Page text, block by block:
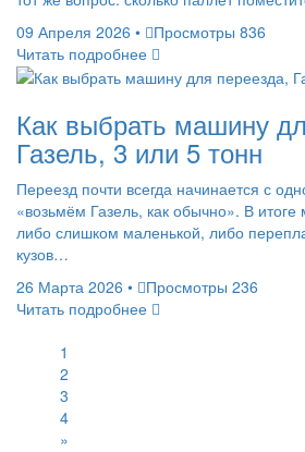
09 Апреля 2026 •
Просмотры 836
Читать подробнее
Как выбрать машину
Газель, 3 или 5 тонн
Переезд почти всегда начинается с
«возьмём Газель, как обычно». В
либо слишком маленькой, либо
кузов…
26 Марта 2026 •
Просмотры 236
Читать подробнее
1
2
3
4
»